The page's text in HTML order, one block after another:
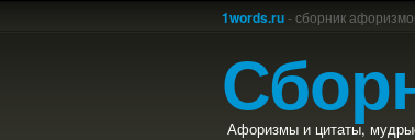
1words.ru- сборник
Афоризмы и цитаты,